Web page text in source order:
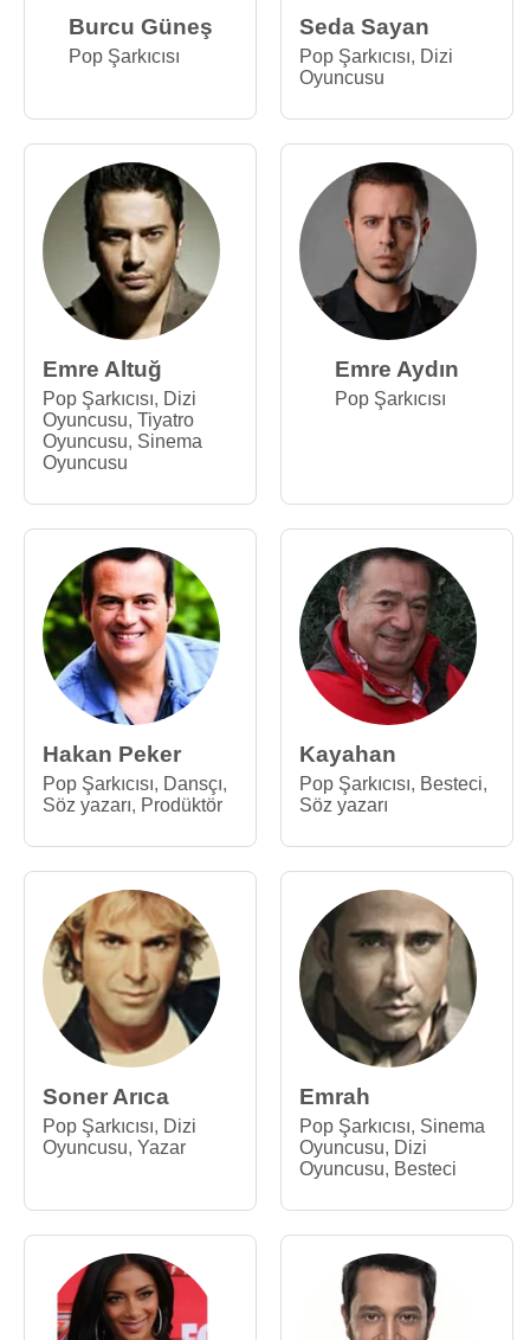
Burcu Güneş
Pop Şarkıcısı
Seda Sayan
Pop Şarkıcısı, Dizi
Oyuncusu
Emre Altuğ
Pop Şarkıcısı, Dizi
Oyuncusu, Tiyatro
Oyuncusu, Sinema
Oyuncusu
Emre Aydın
Pop Şarkıcısı
Hakan Peker
Pop Şarkıcısı, Dansçı,
Söz yazarı, Prodüktör
Kayahan
Pop Şarkıcısı, Besteci,
Söz yazarı
Soner Arıca
Pop Şarkıcısı, Dizi
Oyuncusu, Yazar
Emrah
Pop Şarkıcısı, Sinema
Oyuncusu, Dizi
Oyuncusu, Besteci